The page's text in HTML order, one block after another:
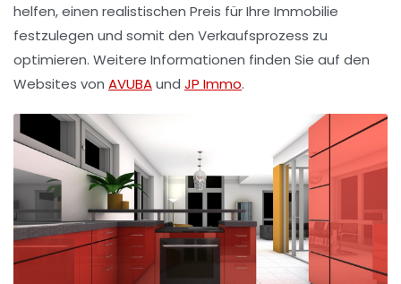
helfen, einen realistischen Preis für Ihre Immobilie
festzulegen und somit den Verkaufsprozess zu
optimieren. Weitere Informationen finden Sie auf den
Websites von AVUBAund JP Immo.